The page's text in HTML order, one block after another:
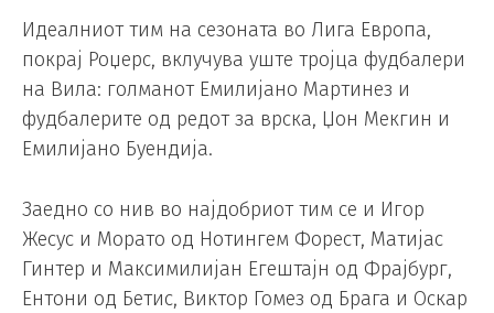
Идеалниот тим на сезоната во Лига Европа,
покрај Роџерс, вклучува уште тројца фудбалери
на Вила: голманот Емилијано Мартинез и
фудбалерите од редот за врска, Џон Мекгин и
Емилијано Буендија.
Заедно со нив во најдобриот тим се и Игор
Жесус и Морато од Нотингем Форест, Матијас
Гинтер и Максимилијан Егештајн од Фрајбург,
Ентони од Бетис, Виктор Гомез од Брага и Оскар